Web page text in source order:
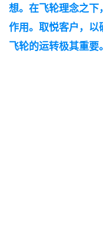
想。在飞轮理念之下
作用。取悦客户，以
飞轮的运转极其重要。